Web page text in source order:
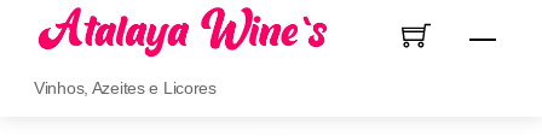
content
Menu
Vinhos, Azeites e Licores